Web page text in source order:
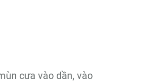
cưa vào dần, vào